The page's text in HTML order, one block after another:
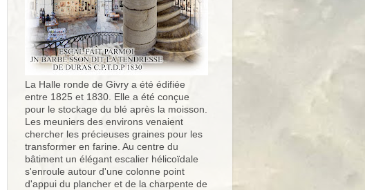
La Halle ronde de Givry a été édifiée
entre 1825 et 1830. Elle a été conçue
pour le stockage du blé après la moisson.
Les meuniers des environs venaient
chercher les précieuses graines pour les
transformer en farine. Au centre du
bâtiment un élégant escalier hélicoïdale
s'enroule autour d'une colonne point
d'appui du plancher et de la charpente de